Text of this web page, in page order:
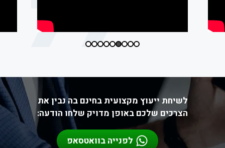
לשיחת ייעוץ מקצועית בחינם בה נבין את
הצרכים שלכם באופן מדויק שלחו הודעה:
לפנייה בוואטסאפ